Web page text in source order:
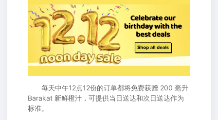
每天中午12点12份的订单都将免费获赠 200 毫升
Barakat 新鲜橙汁，可提供当日送达和次日送达作为
标准。